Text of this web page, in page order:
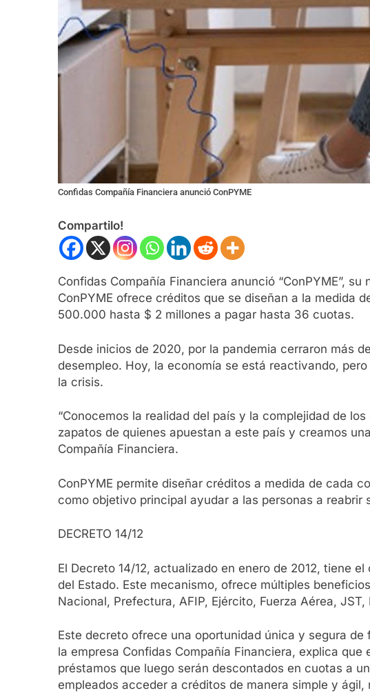
Confidas Compañía Financiera anunció ConPYME
Compartilo!
Confidas Compañía Financiera anunció “ConPYME”,
ConPYME ofrece créditos que se diseñan a la medida
500.000 hasta $ 2 millones a pagar hasta 36 cuotas.
Desde inicios de 2020, por la pandemia cerraron más
desempleo. Hoy, la economía se está reactivando,
la crisis.
“Conocemos la realidad del país y la complejidad de
zapatos de quienes apuestan a este país y creamos
Compañía Financiera.
ConPYME permite diseñar créditos a medida de cada
como objetivo principal ayudar a las personas a
DECRETO 14/12
El Decreto 14/12, actualizado en enero de 2012, tiene
del Estado. Este mecanismo, ofrece múltiples
Nacional, Prefectura, AFIP, Ejército, Fuerza Aérea,
Este decreto ofrece una oportunidad única y segura
la empresa Confidas Compañía Financiera, explica
préstamos que luego serán descontados en cuotas a
empleados acceder a créditos de manera simple y